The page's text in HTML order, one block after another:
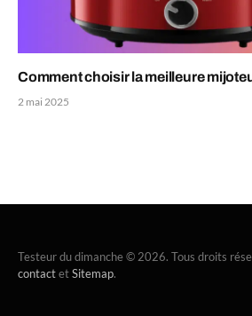
Comment choisir la meilleure
2 mai 2025
Testeur du dimanche © 2026. Tous droits
contactetSitemap.